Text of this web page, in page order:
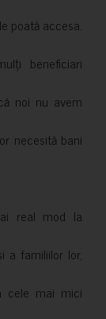
poată accesa.
beneficiari
noi nu avem
necesită bani
real mod la
a familiilor lor,
cele mai mici